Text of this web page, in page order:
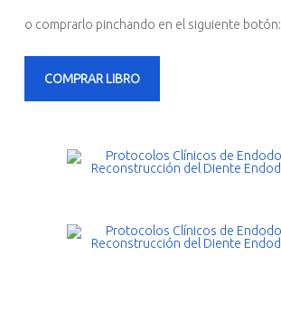
o comprarlo pinchando en el siguiente botón:
COMPRAR LIBRO